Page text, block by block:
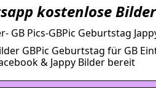
kostenlose Bilder
Pics-GBPic Geburtstag
GBPic Geburtstag für GB
& Jappy Bilder bereit